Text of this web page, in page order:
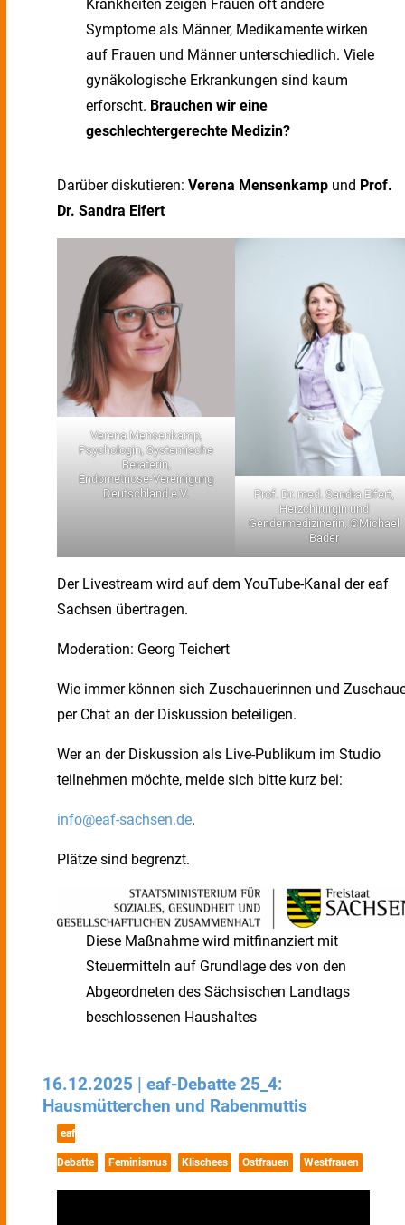
Krankheiten zeigen Frauen oft andere
Symptome als Männer, Medikamente wirken
auf Frauen und Männer unterschiedlich. Viele
gynäkologische Erkrankungen sind kaum
erforscht. Brauchen wir eine
geschlechtergerechte Medizin?
Darüber diskutieren: Verena Mensenkamp und Prof.
Dr. Sandra Eifert
Verena Mensenkamp,
Psychologin, Systemische
Beraterin,
Endometriose-Vereinigung
Deutschland e.V.
Prof. Dr. med. Sandra Eifert,
Herzchirurgin und
Gendermedizinerin, ©Michael
Bader
Der Livestream wird auf dem YouTube-Kanal der eaf
Sachsen übertragen.
Moderation: Georg Teichert
Wie immer können sich Zuschauerinnen und
per Chat an der Diskussion beteiligen.
Wer an der Diskussion als Live-Publikum im Studio
teilnehmen möchte, melde sich bitte kurz bei:
info@eaf-sachsen.de.
Plätze sind begrenzt.
Diese Maßnahme wird mitfinanziert mit
Steuermitteln auf Grundlage des von den
Abgeordneten des Sächsischen Landtags
beschlossenen Haushaltes
16.12.2025 | eaf-Debatte 25_4:
Hausmütterchen und Rabenmuttis
eaf
Debatte Feminismus Klischees Ostfrauen Westfrauen